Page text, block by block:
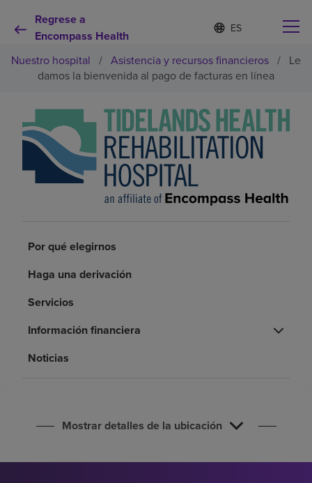
Regrese a
Encompass Health
Lista
de
idiomas
contraída
d
o
m
e
e
c
o
n
Por qué debe elegirnos
Servicios de rehabilitación
Pacientes y cuidadores
Recursos de salud
Acerca de nosotros
Pagar mi factura
Nuestro hospital / Asistencia y recursos financieros / Le
damos la bienvenida al pago de facturas en línea
Por qué elegirnos
Haga una derivación
Servicios
Información financiera
Noticias
Mostrar detalles de la ubicación